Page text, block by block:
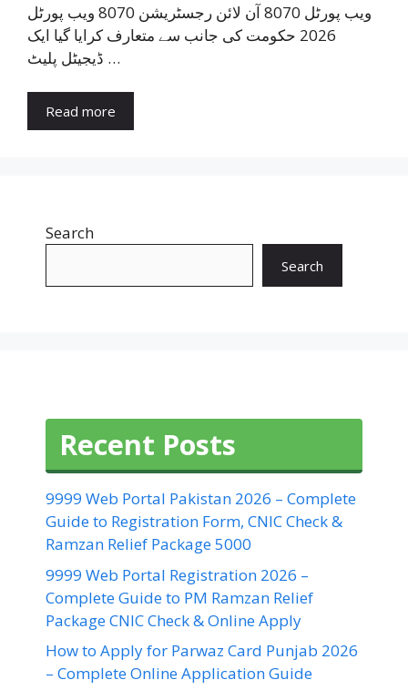
ویب پورٹل 8070 آن لائن رجسٹریشن 8070 ویب پورٹل
2026 حکومت کی جانب سے متعارف کرایا گیا ایک
ڈیجیٹل پلیٹ …
Read more
Search
Search
Recent Posts
9999 Web Portal Pakistan 2026 – Complete
Guide to Registration Form, CNIC Check &
Ramzan Relief Package 5000
9999 Web Portal Registration 2026 –
Complete Guide to PM Ramzan Relief
Package CNIC Check & Online Apply
How to Apply for Parwaz Card Punjab 2026
– Complete Online Application Guide